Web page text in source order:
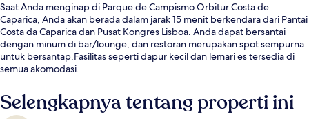
Saat Anda menginap di Parque de Campismo Orbitur Costa de
Caparica, Anda akan berada dalam jarak 15 menit berkendara dari Pantai
Costa da Caparica dan Pusat Kongres Lisboa. Anda dapat bersantai
dengan minum di bar/lounge, dan restoran merupakan spot sempurna
untuk bersantap.Fasilitas seperti dapur kecil dan lemari es tersedia di
semua akomodasi.
Selengkapnya tentang properti ini